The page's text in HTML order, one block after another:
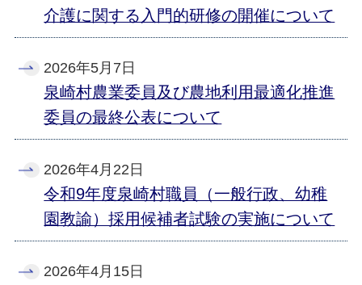
介護に関する入門的研修の開催について
2026年5月7日
泉崎村農業委員及び農地利用最適化推進
委員の最終公表について
2026年4月22日
令和9年度泉崎村職員（一般行政、幼稚
園教諭）採用候補者試験の実施について
2026年4月15日